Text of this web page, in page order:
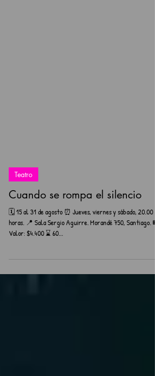
Teatro
Cuando se rompa el silencio
🗓️ 15 al 31 de agosto ⏰ Jueves, viernes y sábado, 20.00
Valor: $4.400 ⌛ 60...